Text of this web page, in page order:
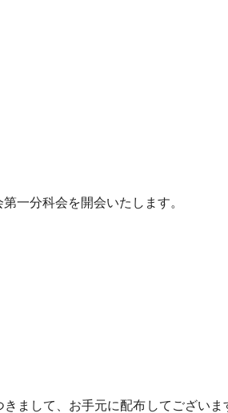
一分科会を開会いたします。
まして、お手元に配布してございま